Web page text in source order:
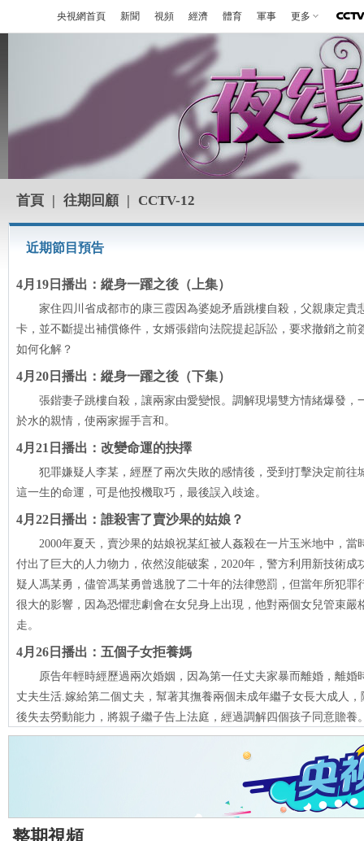
央視網首頁 新聞 視頻 經濟 體育 軍事 更多
首頁 | 往期回顧 | CCTV-12
近期節目預告
4月19日播出：縱身一躍之後（上集）
家住四川省成都市的康三霞因為婆媳矛盾跳樓自殺，父親康定貴
卡，並不斷提出補償條件，女婿張鍇向法院提起訴訟，要求撤銷之前
如何化解？
4月20日播出：縱身一躍之後（下集）
張鍇妻子跳樓自殺，讓兩家由愛變恨。調解現場雙方情緒爆發，
於水的親情，使兩家握手言和。
4月21日播出：改變命運的抉擇
犯罪嫌疑人李某，經歷了兩次失敗的感情後，受到打擊決定前往
這一生的命運，可是他投機取巧，最後誤入歧途。
4月22日播出：誰殺害了賣沙果的姑娘？
2000年夏天，賣沙果的姑娘祝某紅被人姦殺在一片玉米地中，當
付出了巨大的人力物力，依然沒能破案，2020年，警方利用新技術成
疑人馮某勇，儘管馮某勇曾逃脫了二十年的法律懲罰，但當年所犯罪
很大的影響，因為恐懼悲劇會在女兒身上出現，他對兩個女兒管束嚴
走。
4月26日播出：五個子女拒養媽
原告年輕時經歷過兩次婚姻，因為第一任丈夫家暴而離婚，離婚
丈夫生活.嫁給第二個丈夫，幫著其撫養兩個未成年繼子女長大成人
後失去勞動能力，將親子繼子告上法庭，經過調解四個孩子同意贍養
整期視頻